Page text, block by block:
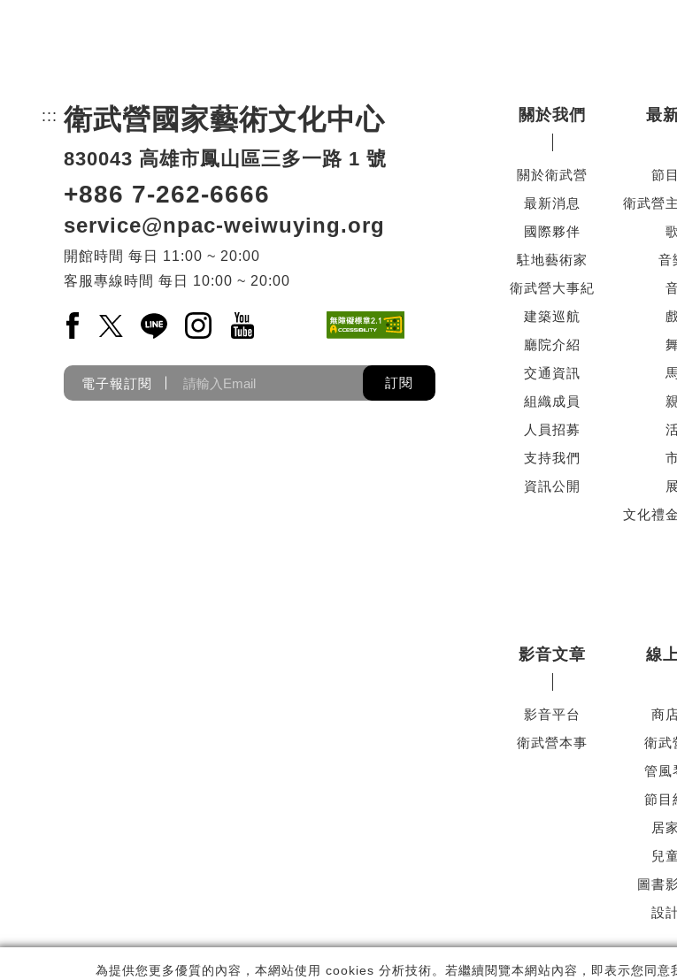
為提供您更多優質的內容，本網站使用 cookies 分析技術。若繼續閱覽本網站內容，即表示您同
::: 頁尾網站資訊。
衛武營國家藝術文化中心
830043 高雄市鳳山區三多一路 1 號
+886 7-262-6666
service@npac-weiwuying.org
開館時間 每日
11:00 ~ 20:00
客服專線時間 每日 10:00 ~ 20:00
Facebook(另開新視窗)
X(另開新視窗)
LINE(另開新視窗)
Instagram(另開新視窗)
YouTube(另開新視窗)
電子報訂閱 訂閱
關於我們
關於衛武營
最新消息
國際夥伴
駐地藝術家
衛武營大事紀
建築巡航
廳院介紹
交通資訊
組織成員
人員招募
支持我們
資訊公開
最
節
衛武營
音
文化禮
影音文章
影音平台
衛武營本事
線
商
衛武
管風
節目
居
兒
圖書
設